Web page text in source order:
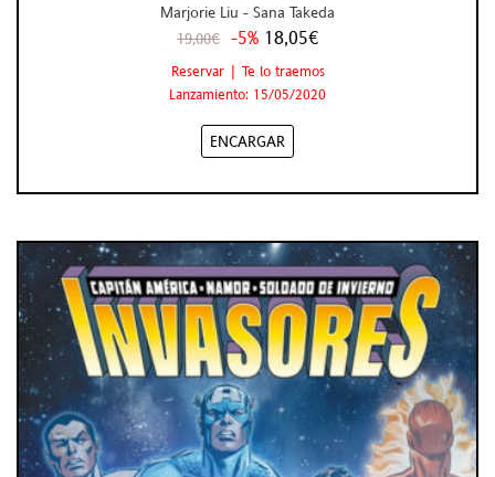
Marjorie Liu - Sana Takeda
19,00€ -5% 18,05€
Reservar | Te lo traemos
Lanzamiento: 15/05/2020
ENCARGAR